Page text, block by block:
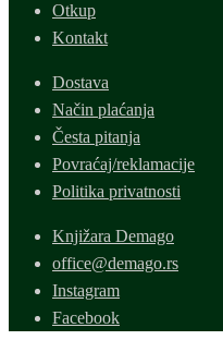
Otkup
Kontakt
Dostava
Način plaćanja
Česta pitanja
Povraćaj/reklamacije
Politika privatnosti
Knjižara Demago
office@demago.rs
Instagram
Facebook